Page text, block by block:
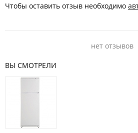
Чтобы оставить отзыв необходимо
нет отзывов
ВЫ СМОТРЕЛИ